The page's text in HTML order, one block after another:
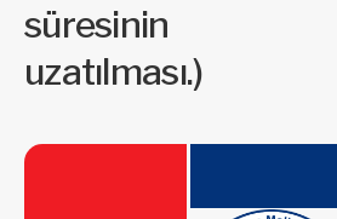
süresinin
uzatılması.)